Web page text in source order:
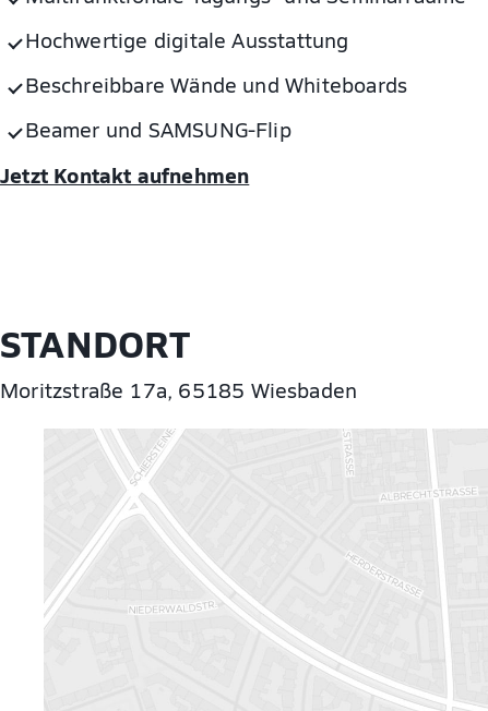
Hochwertige digitale Ausstattung
Beschreibbare Wände und Whiteboards
Beamer und SAMSUNG-Flip
Jetzt Kontakt aufnehmen
STANDORT
Moritzstraße 17a, 65185 Wiesbaden